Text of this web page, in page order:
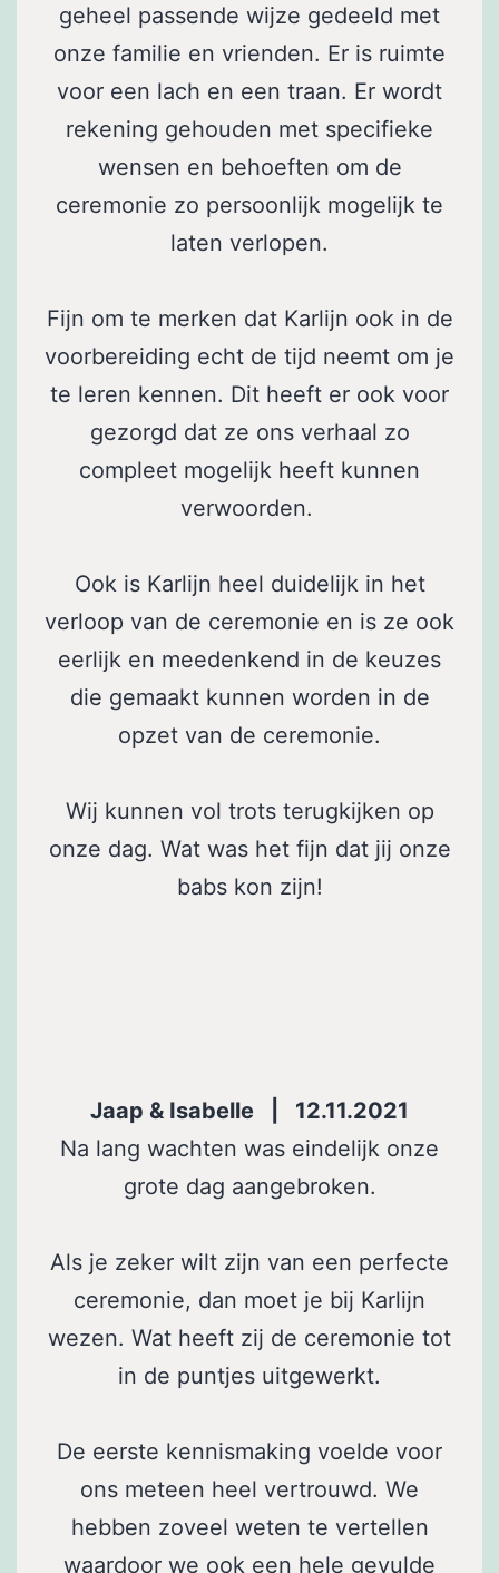
geheel passende wijze gedeeld met
onze familie en vrienden. Er is ruimte
voor een lach en een traan. Er wordt
rekening gehouden met specifieke
wensen en behoeften om de
ceremonie zo persoonlijk mogelijk te
laten verlopen.
Fijn om te merken dat Karlijn ook in de
voorbereiding echt de tijd neemt om je
te leren kennen. Dit heeft er ook voor
gezorgd dat ze ons verhaal zo
compleet mogelijk heeft kunnen
verwoorden.
Ook is Karlijn heel duidelijk in het
verloop van de ceremonie en is ze ook
eerlijk en meedenkend in de keuzes
die gemaakt kunnen worden in de
opzet van de ceremonie.
Wij kunnen vol trots terugkijken op
onze dag. Wat was het fijn dat jij onze
babs kon zijn!
Jaap & Isabelle | 12.11.2021
Na lang wachten was eindelijk onze
grote dag aangebroken.
Als je zeker wilt zijn van een perfecte
ceremonie, dan moet je bij Karlijn
wezen. Wat heeft zij de ceremonie tot
in de puntjes uitgewerkt.
De eerste kennismaking voelde voor
ons meteen heel vertrouwd. We
hebben zoveel weten te vertellen
waardoor we ook een hele gevulde